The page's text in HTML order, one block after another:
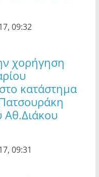
09:32
χορήγηση
κατάστημα
Αθ.Διάκου
09:31